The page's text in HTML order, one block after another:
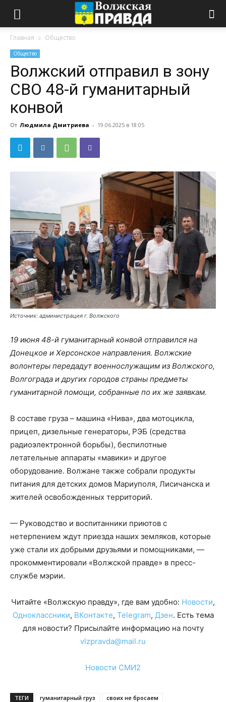
Главная Общество
Общество
Волжский отправил в зону
СВО 48-й гуманитарный
конвой
От Людмила Дмитриева - 19.06.2025 в 18:05
Источник: администрация г. Волжского
19 июня 48-й гуманитарный конвой отправился на
Донецкое и Херсонское направления. Волжские
волонтеры передадут военнослужащим из Волжского,
Волгограда и других городов страны предметы
гуманитарной помощи, собранные по их же заявкам.
В составе груза – машина «Нива», два мотоцикла,
прицеп, дизельные генераторы, РЭБ (средства
радиоэлектронной борьбы), беспилотные
летательные аппараты «мавики» и другое
оборудование. Волжане также собрали продукты
питания для детских домов Мариуполя, Лисичанска и
жителей освобожденных территорий.
— Руководство и воспитанники приютов с
нетерпением ждут приезда наших земляков, которые
уже стали их добрыми друзьями и помощниками, —
прокомментировали «Волжской правде» в пресс-
службе мэрии.
Читайте «Волжскую правду», где вам удобно: Новости,
Одноклассники, ВКонтакте, Telegram, Дзен. Есть тема
для новости? Присылайте информацию на почту
vlzpravda@mail.ru
Новости СМИ2
ТЕГИ гуманитарный груз своих не бросаем